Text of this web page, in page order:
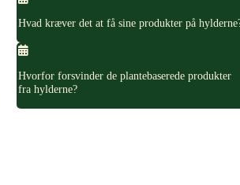
Hvad kræver det at få sine produkter på
Hvorfor forsvinder de plantebaserede produkter
fra hylderne?